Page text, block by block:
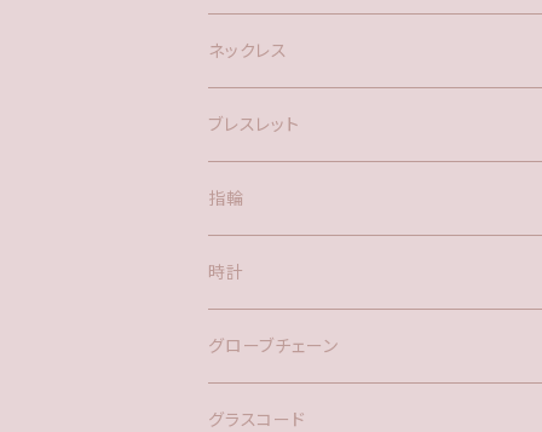
silver925
アメリカン
ポスト
ネックレス
ブレスレット
指輪
時計
バックチャーム
ネックレス
グローブチェーン
バックチャーム
グラスコード